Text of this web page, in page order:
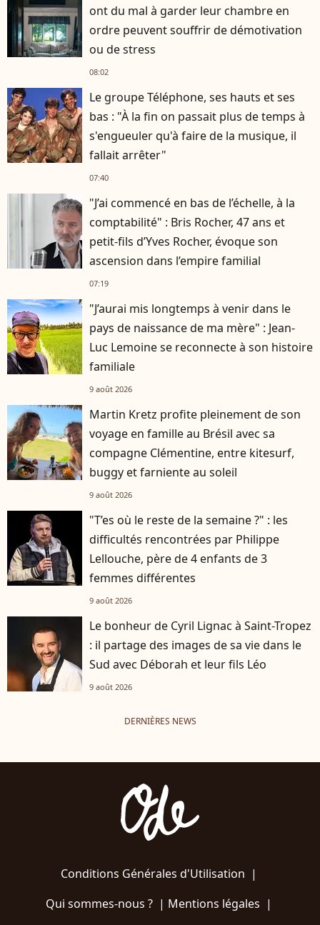
ont du mal à garder leur chambre en
ordre peuvent souffrir de démotivation
ou de stress
08:02
Le groupe Téléphone, ses hauts et ses
bas : "À la fin on passait plus de temps à
s'engueuler qu'à faire de la musique, il
fallait arrêter"
07:40
"J’ai commencé en bas de l’échelle, à la
comptabilité" : Bris Rocher, 47 ans et
petit-fils d’Yves Rocher, évoque son
ascension dans l’empire familial
07:19
"J’aurai mis longtemps à venir dans le
pays de naissance de ma mère" : Jean-
Luc Lemoine se reconnecte à son histoire
familiale
9 août 2026
Martin Kretz profite pleinement de son
voyage en famille au Brésil avec sa
compagne Clémentine, entre kitesurf,
buggy et farniente au soleil
9 août 2026
"T’es où le reste de la semaine ?" : les
difficultés rencontrées par Philippe
Lellouche, père de 4 enfants de 3
femmes différentes
9 août 2026
Le bonheur de Cyril Lignac à Saint-Tropez
: il partage des images de sa vie dans le
Sud avec Déborah et leur fils Léo
9 août 2026
DERNIÈRES NEWS
Conditions Générales d'Utilisation |
Qui sommes-nous ?| Mentions légales |